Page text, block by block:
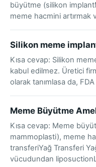
büyütme (silikon
meme hacmini
Silikon meme
Kısa cevap: Silikon
kabul edilmez. Üretici
olarak tanımlasa da,
Meme Büyütme
Kısa cevap: Meme
mammoplasti), meme
transferiYağ Transferi
vücudundan